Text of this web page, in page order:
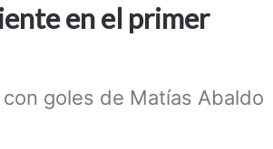
en el primer
goles de Matías Abaldo